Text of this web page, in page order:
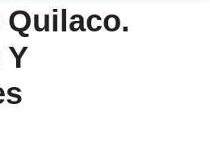
Quilaco.